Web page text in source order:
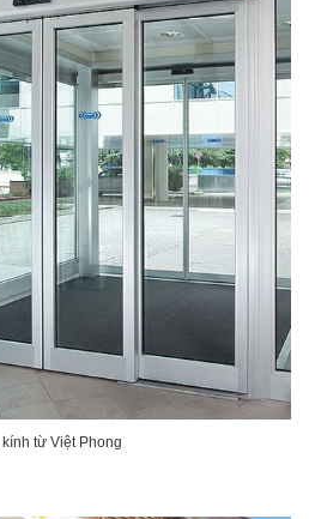
từ Việt Phong